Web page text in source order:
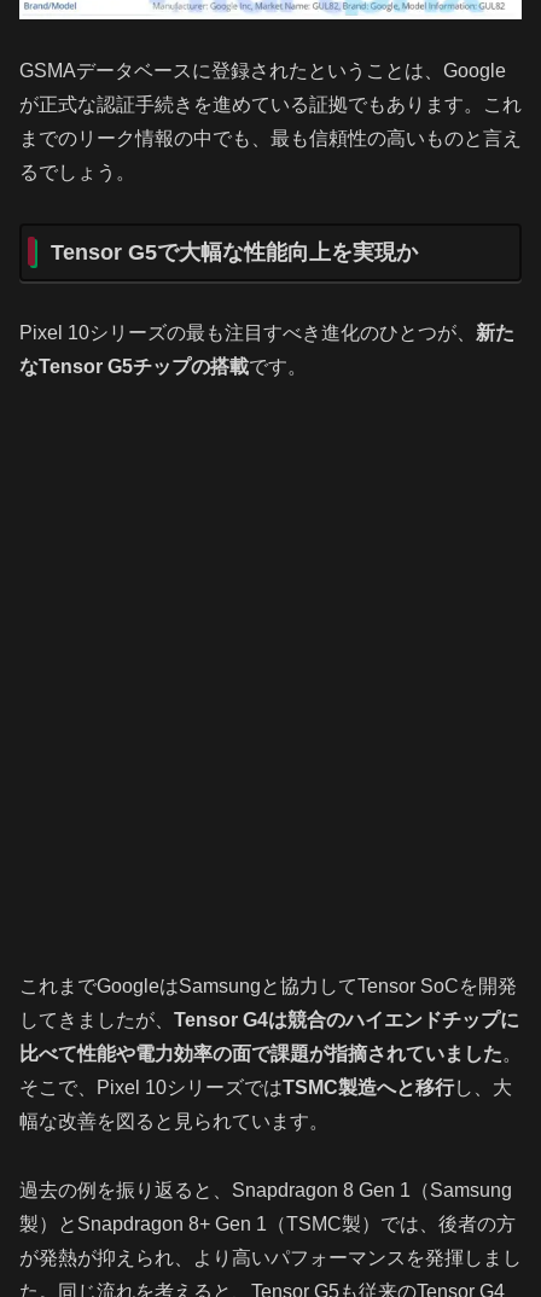
GSMAデータベースに登録されたということは、Google
が正式な認証手続きを進めている証拠でもあります。これ
までのリーク情報の中でも、最も信頼性の高いものと言え
るでしょう。
Tensor G5で大幅な性能向上を実現か
Pixel 10シリーズの最も注目すべき進化のひとつが、 新た
なTensor G5チップの搭載です。
これまでGoogleはSamsungと協力してTensor SoCを開発
してきましたが、 Tensor G4は競合のハイエンドチップに
比べて性能や電力効率の面で課題が指摘されていました。
そこで、Pixel 10シリーズではTSMC製造へと移行し、大
幅な改善を図ると見られています。
過去の例を振り返ると、Snapdragon 8 Gen 1（Samsung
製）とSnapdragon 8+ Gen 1（TSMC製）では、後者の方
が発熱が抑えられ、より高いパフォーマンスを発揮しまし
た。同じ流れを考えると、Tensor G5も従来のTensor G4